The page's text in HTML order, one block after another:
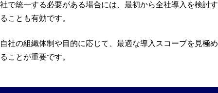
社で統一する必要がある場合には、最初から全社導入を検討す
ることも有効です。
自社の組織体制や目的に応じて、最適な導入スコープを見極め
ることが重要です。